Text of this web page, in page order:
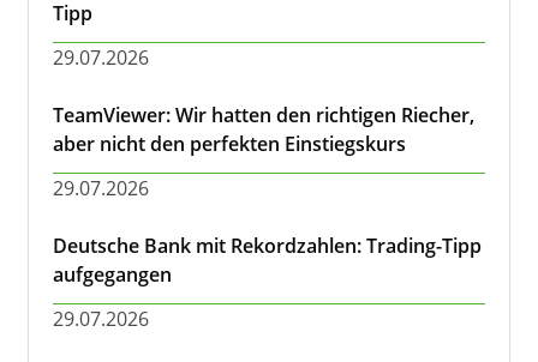
Tipp
29.07.2026
TeamViewer: Wir hatten den richtigen Riecher,
aber nicht den perfekten Einstiegskurs
29.07.2026
Deutsche Bank mit Rekordzahlen: Trading-Tipp
aufgegangen
29.07.2026